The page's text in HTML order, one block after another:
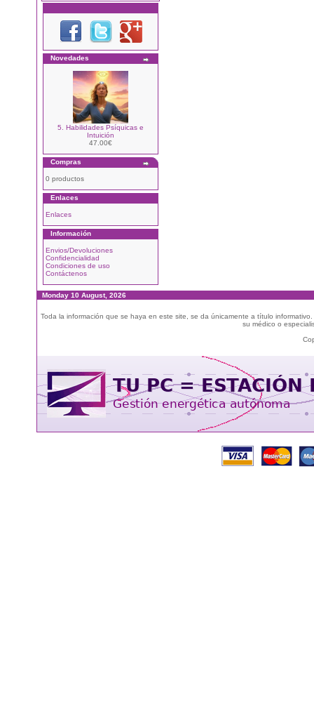
Novedades
5. Habilidades Psíquicas e
Intuición
47.00€
Compras
0 productos
Enlaces
Enlaces
Información
Envios/Devoluciones
Confidencialidad
Condiciones de uso
Contáctenos
Monday 10 August, 2026
Toda la información que se haya en este site, se da únicamente a título
su médico o